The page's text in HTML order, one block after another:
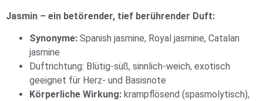
Jasmin – ein betörender, tief berührender Duft:
Synonyme: Spanish jasmine, Royal jasmine, Catalan
jasmine
Duftrichtung: Blütig-süß, sinnlich-weich, exotisch
geeignet für Herz- und Basisnote
Körperliche Wirkung: krampflösend (spasmolytisch),